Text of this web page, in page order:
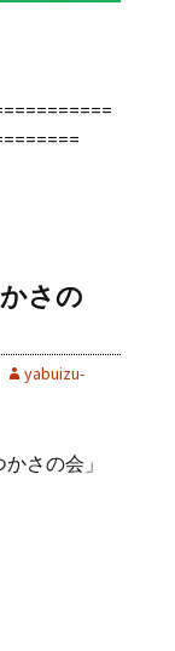
さの
yabuizu-
さの会」